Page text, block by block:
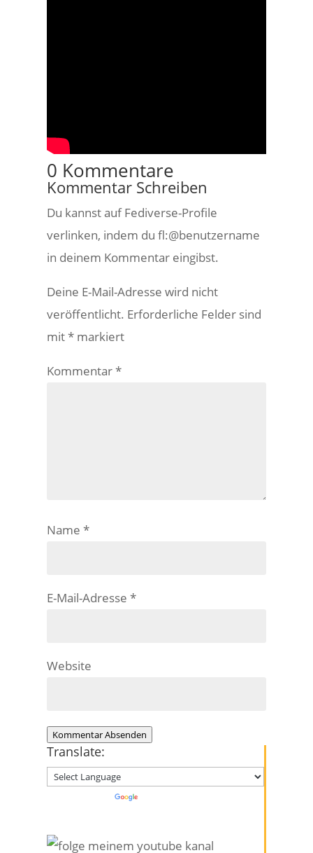
0 Kommentare
Kommentar Schreiben
Du kannst auf Fediverse-Profile
verlinken, indem du fl:@benutzername
in deinem Kommentar eingibst.
Deine E-Mail-Adresse wird nicht
veröffentlicht. Erforderliche Felder sind
mit* markiert
Kommentar*
Name*
E-Mail-Adresse*
Website
Kommentar Absenden
Translate:
Powered by